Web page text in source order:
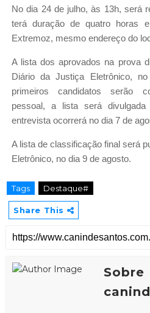
No dia 24 de julho, às 13h, será
terá duração de quatro horas
Extremoz, mesmo endereço do
A lista dos aprovados na prova
Diário da Justiça Eletrônico,
primeiros candidatos serão
pessoal, a lista será
entrevista ocorrerá no dia 7 de
A lista de classificação final será
Eletrônico, no dia 9 de agosto.
Tags Destaque#
Share This
Sobre